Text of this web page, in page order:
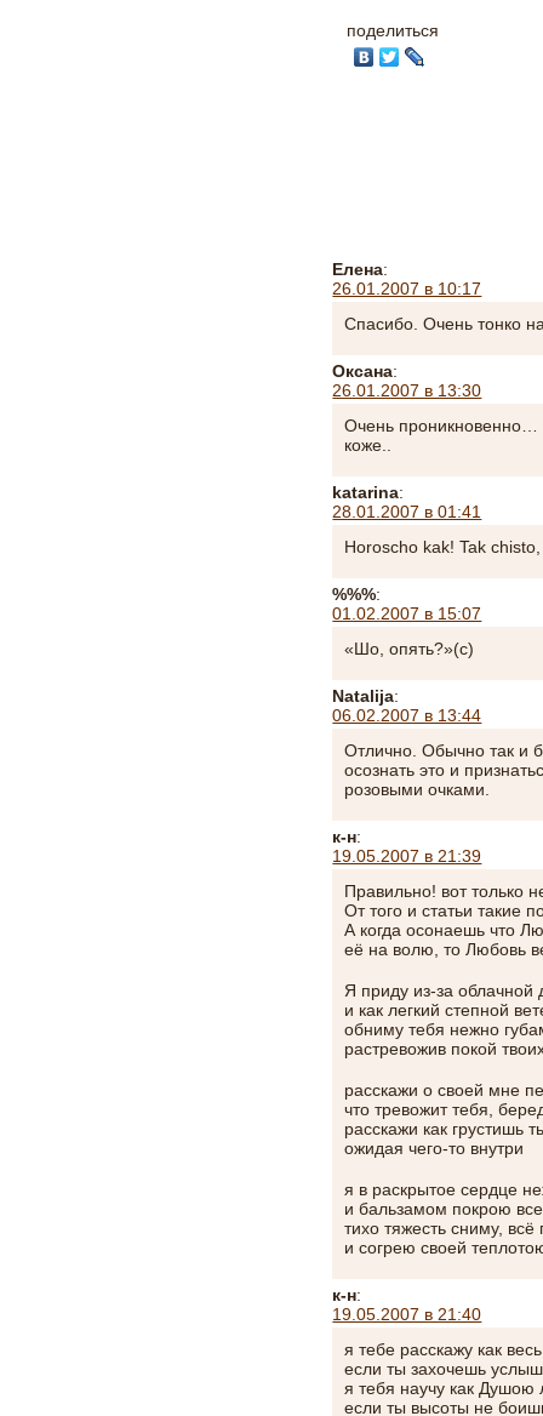
поделиться
Елена:
26.01.2007 в 10:17
Спасибо. Очень тонко
Оксана:
26.01.2007 в 13:30
Очень
коже..
katarina:
28.01.2007 в 01:41
Horoscho kak! Tak
%%%:
01.02.2007 в 15:07
«Шо, опять?»(с)
Natalija:
06.02.2007 в 13:44
Отлично. Обычно так и
осознать это и
розовыми очками.
к-н:
19.05.2007 в 21:39
Правильно! вот только
От того и статьи такие
А когда осонаешь что
её на волю, то Любовь
Я приду из-за облачной
и как легкий степной
обниму тебя нежно
растревожив покой
расскажи о своей мне
что тревожит тебя,
расскажи как грустишь
ожидая чего-то внутри
я в раскрытое сердце
и бальзамом покрою
тихо тяжесть сниму,
и согрею своей
к-н:
19.05.2007 в 21:40
я тебе расскажу как
если ты захочешь
я тебя научу как Душою
если ты высоты не